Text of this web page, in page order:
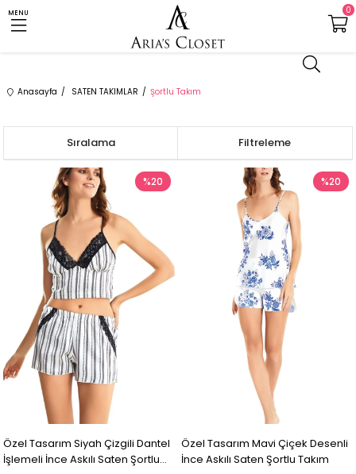
MENU 0
Anasayfa SATEN TAKIMLAR Şortlu Takım
Filtreleme
Sıralama
Özel Tasarım Siyah Çizgili Dantel
İşlemeli İnce Askılı Saten Şortlu
%20
Özel Tasarım Mavi Çiçek Desenli
İnce Askılı Saten Şortlu Takım
%20